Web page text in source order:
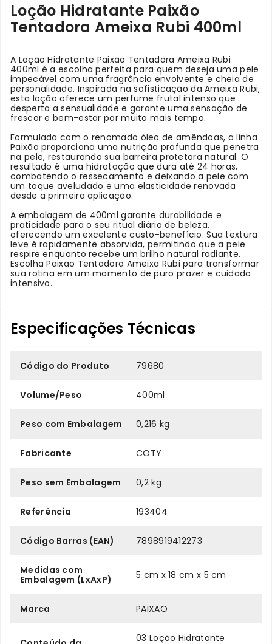
Loção Hidratante Paixão
Tentadora Ameixa Rubi 400ml
A Loção Hidratante Paixão Tentadora Ameixa Rubi
400ml é a escolha perfeita para quem deseja uma pele
impecável com uma fragrância envolvente e cheia de
personalidade. Inspirada na sofisticação da Ameixa Rubi,
esta loção oferece um perfume frutal intenso que
desperta a sensualidade e garante uma sensação de
frescor e bem-estar por muito mais tempo.
Formulada com o renomado óleo de amêndoas, a linha
Paixão proporciona uma nutrição profunda que penetra
na pele, restaurando sua barreira protetora natural. O
resultado é uma hidratação que dura até 24 horas,
combatendo o ressecamento e deixando a pele com
um toque aveludado e uma elasticidade renovada
desde a primeira aplicação.
A embalagem de 400ml garante durabilidade e
praticidade para o seu ritual diário de beleza,
oferecendo um excelente custo-benefício. Sua textura
leve é rapidamente absorvida, permitindo que a pele
respire enquanto recebe um brilho natural radiante.
Escolha Paixão Tentadora Ameixa Rubi para transformar
sua rotina em um momento de puro prazer e cuidado
intensivo.
Especificações Técnicas
Código do Produto 79680
Volume/Peso 400ml
Peso com Embalagem 0,216 kg
Fabricante COTY
Peso sem Embalagem 0,2 kg
Referência 193404
Código Barras (EAN) 7898919412273
Medidas com
Embalagem (LxAxP)
5 cm x 18 cm x 5 cm
Marca PAIXAO
03 Loção Hidratante